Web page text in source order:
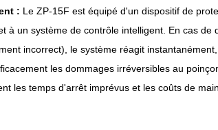
: Le ZP-15F est équipé d'un dispositif de
à un système de contrôle intelligent. En cas
incorrect), le système réagit
les dommages irréversibles au
les temps d'arrêt imprévus et les coûts de